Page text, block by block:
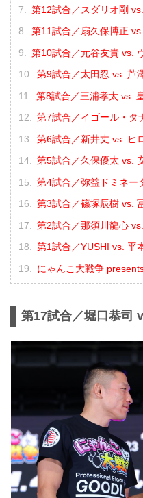
第12試合／スダリオ剛
第11試合／扇久保博正
第10試合／元谷友貴 vs.
第9試合／太田忍 vs. 芦
第8試合／三浦孝太 vs.
第7試合／イゴール・タ
第6試合／新井丈 vs. ヒ
第5試合／久保優太 vs.
第4試合／弥益ドミネー
第3試合／篠塚辰樹 vs.
第2試合／那須川龍心
第1試合／YUSHI vs. 平
にゃんこ大戦争
第17試合／堀口恭司